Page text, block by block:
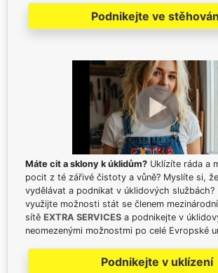
Podnikejte ve
Máte cit a sklony k úklidům? Uklízíte ráda a
pocit z té zářivé čistoty a vůně? Myslíte si,
vydělávat a podnikat v úklidových službách?
využijte možnosti stát se členem
sítě EXTRA SERVICES a podnikejte v
neomezenými možnostmi po celé Evropské
Podnikejte v uklízení